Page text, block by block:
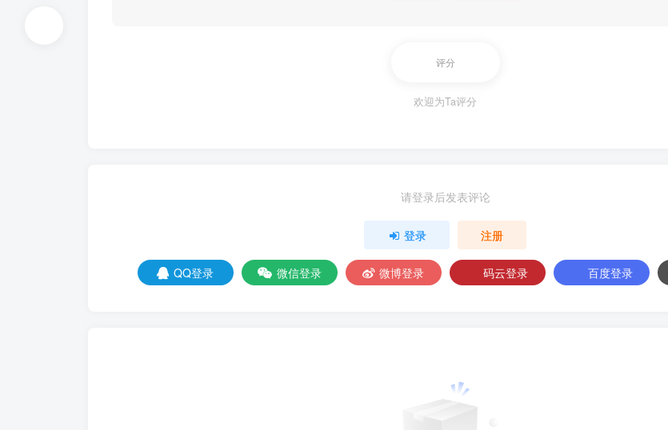
评分
欢迎为Ta评分
请登录后发表评论
登录 注册
QQ登录 微信登录 微博登录 码云登录 百度登录